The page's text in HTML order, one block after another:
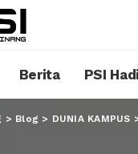
Berita PSI
> Blog > DUNIA KAMPUS